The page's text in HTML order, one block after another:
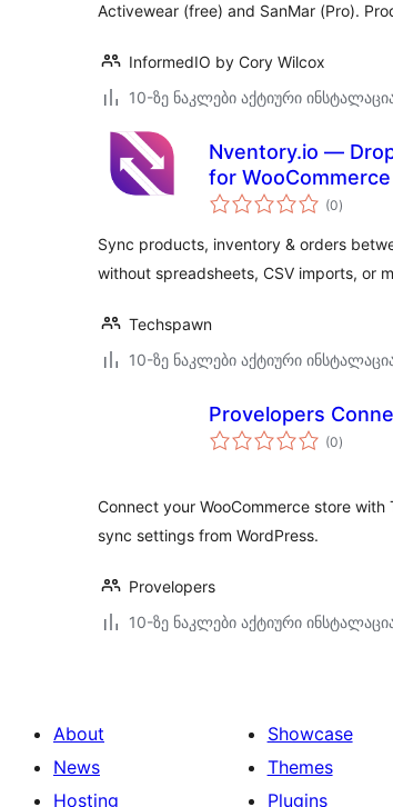
Activewear (free) and SanMar (Pro).
InformedIO by Cory Wilcox
10-ზე ნაკლები აქტიური
Nventory.io —
for WooCommerce
(0საერთო
რეიტინგი
)
Sync products, inventory & orders
without spreadsheets, CSV imports, or
Techspawn
10-ზე ნაკლები აქტიური
Provelopers
(0საერთო
რეიტინგი
)
Connect your WooCommerce store
sync settings from WordPress.
Provelopers
10-ზე ნაკლები აქტიური
About
News
Hosting
Showcase
Themes
Plugins